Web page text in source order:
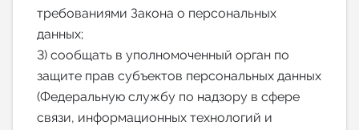
требованиями Закона о персональных
данных;
3) сообщать в уполномоченный орган по
защите прав субъектов персональных данных
(Федеральную службу по надзору в сфере
связи, информационных технологий и